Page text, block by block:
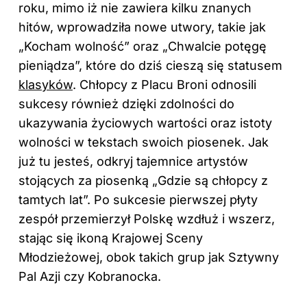
roku, mimo iż nie zawiera kilku znanych
hitów, wprowadziła nowe utwory, takie jak
„Kocham wolność” oraz „Chwalcie potęgę
pieniądza”, które do dziś cieszą się statusem
klasyków. Chłopcy z Placu Broni odnosili
sukcesy również dzięki zdolności do
ukazywania życiowych wartości oraz istoty
wolności w tekstach swoich piosenek. Jak
już tu jesteś, odkryj tajemnice artystów
stojących za piosenką „Gdzie są chłopcy z
tamtych lat”. Po sukcesie pierwszej płyty
zespół przemierzył Polskę wzdłuż i wszerz,
stając się ikoną Krajowej Sceny
Młodzieżowej, obok takich grup jak Sztywny
Pal Azji czy Kobranocka.